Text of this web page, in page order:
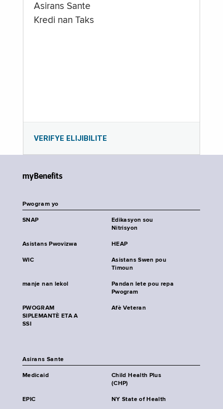
Asirans Sante
Kredi nan Taks
VERIFYE ELIJIBILITE
myBenefits
Pwogram yo
SNAP
Edikasyon sou
Nitrisyon
Asistans Pwovizwa HEAP
WIC
Asistans Swen pou
Timoun
manje nan lekol
Pandan lete pou repa
Pwogram
PWOGRAM
SIPLEMANTÈ ETA A
SSI
Afè Veteran
Asirans Sante
Medicaid
Child Health Plus
(CHP)
EPIC NY State of Health